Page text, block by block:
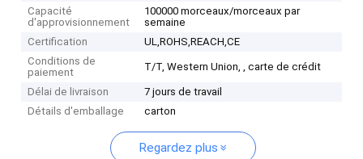
Capacité
d'approvisionnement
100000 morceaux/morceaux par
semaine
Certification
UL,ROHS,REACH,CE
Conditions de
paiement
T/T, Western Union, , carte de crédit
Délai de livraison
7 jours de travail
Détails d'emballage
carton
Regardez plus